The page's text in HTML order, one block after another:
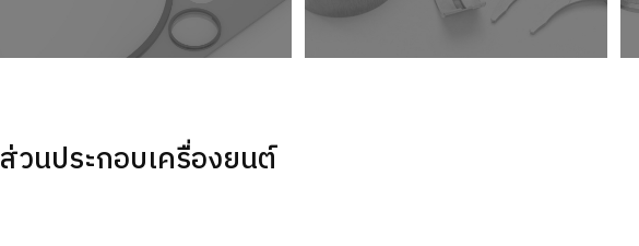
ส่วนประกอบเครื่องยนต์